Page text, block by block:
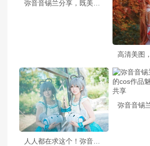
人人都在求这个！弥音音cos全集下载，全网最全的原图等你来瞧